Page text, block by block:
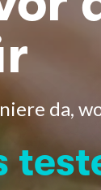
da,